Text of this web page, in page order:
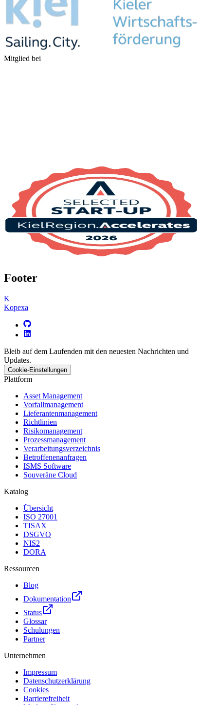
Mitglied bei
Footer
K
Kopexa
Bleib auf dem Laufenden mit den neuesten Nachrichten und
Updates.
Cookie-Einstellungen
Plattform
Asset Management
Vorfallmanagement
Lieferantenmanagement
Richtlinien
Risikomanagement
Prozessmanagement
Verarbeitungsverzeichnis
Betroffenenanfragen
ISMS Software
Souveräne Cloud
Katalog
Übersicht
ISO 27001
TISAX
DSGVO
NIS2
DORA
Ressourcen
Blog
Dokumentation
Status
Glossar
Schulungen
Partner
Unternehmen
Impressum
Datenschutzerklärung
Cookies
Barrierefreiheit